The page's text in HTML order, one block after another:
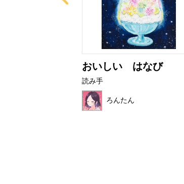
おいしい はなび
読み手
ろんたん